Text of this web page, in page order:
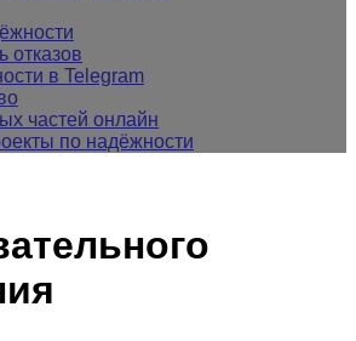
отказов
в Telegram
частей онлайн
по надёжности